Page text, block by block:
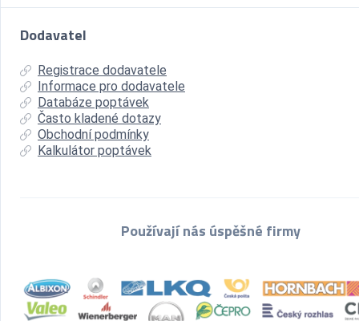
Dodavatel
Registrace dodavatele
Informace pro dodavatele
Databáze poptávek
Často kladené dotazy
Obchodní podmínky
Kalkulátor poptávek
Používají nás úspěšné firmy